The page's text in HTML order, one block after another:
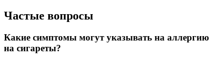
Частые вопросы
Какие симптомы могут указывать на аллергию
на сигареты?